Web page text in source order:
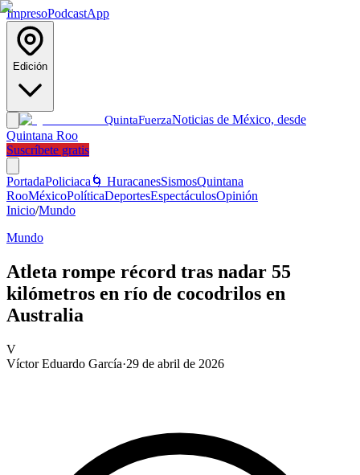
ImpresoPodcastApp
Edición
QuintaFuerzaNoticias de México, desde
Quintana Roo
Suscríbete gratis
PortadaPoliciaca 🌀 HuracanesSismosQuintana
RooMéxicoPolíticaDeportesEspectáculosOpinión
Inicio/Mundo
Mundo
Atleta rompe récord tras nadar 55
kilómetros en río de cocodrilos en
Australia
V
Víctor Eduardo García·29 de abril de 2026